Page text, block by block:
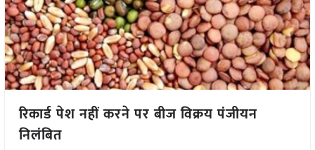
रिकार्ड पेश नहीं करने पर बीज विक्रय पंजीयन
निलंबित